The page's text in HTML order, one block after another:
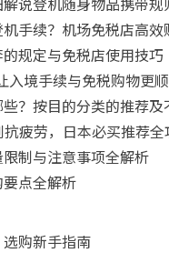
手续？机场免税店高效
规定与免税店使用技巧
境手续与免税购物更
？按目的分类的推荐
疲劳，日本必买推荐全
制与注意事项全解析
点全解析
购新手指南